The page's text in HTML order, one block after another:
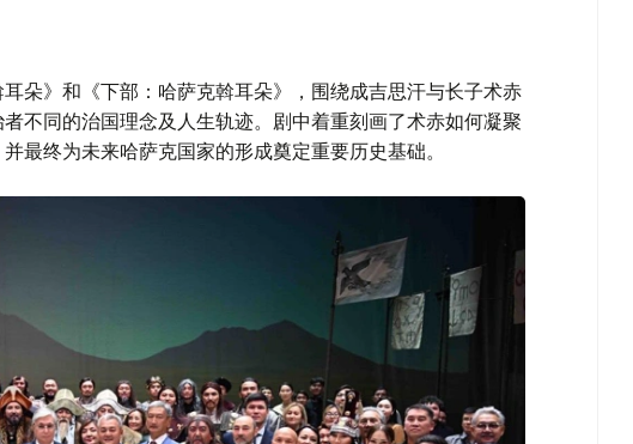
朵》和《下部：哈萨克斡耳朵》，围绕成吉思汗与长子术赤
不同的治国理念及人生轨迹。剧中着重刻画了术赤如何凝聚
最终为未来哈萨克国家的形成奠定重要历史基础。